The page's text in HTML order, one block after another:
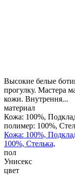
Высокие белые
прогулку. Мастера
кожи. Внутрення...
материал
Кожа: 100%,
полимер: 100%,
Кожа: 100%,
100%, Стелька,
пол
Унисекс
цвет